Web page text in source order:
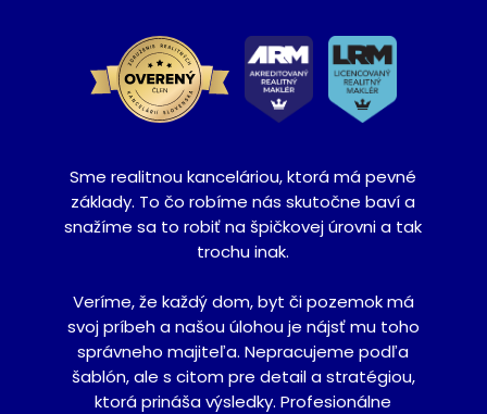
Sme realitnou kanceláriou, ktorá má pevné
základy. To čo robíme nás skutočne baví a
snažíme sa to robiť na špičkovej úrovni a tak
trochu inak.
Veríme, že každý dom, byt či pozemok má
svoj príbeh a našou úlohou je nájsť mu toho
správneho majiteľa. Nepracujeme podľa
šablón, ale s citom pre detail a stratégiou,
ktorá prináša výsledky. Profesionálne